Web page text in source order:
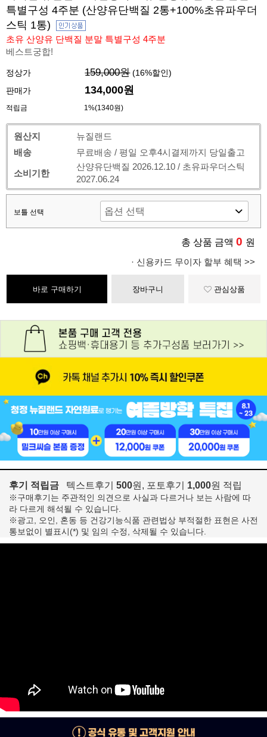
특별구성 4주분 (산양유단백질 2통+100%초유파우더
스틱 1통)
초유 산양유 단백질 분말 특별구성 4주분
베스트궁합!
정상가 159,000원 (16%할인)
판매가
134,000원
적립금 1%(1340원)
원산지
뉴질랜드
배송
무료배송 / 평일 오후4시결제까지 당일출고
소비기한
산양유단백질 2026.12.10 / 초유파우더스틱
2027.06.24
보틀 선택
총 상품 금액 0 원
· 신용카드 무이자 할부 혜택 >>
바로 구매하기 장바구니 관심상품
후기 적립금 텍스트후기 500원, 포토후기 1,000원 적립
※구매후기는 주관적인 의견으로 사실과 다르거나 보는 사람에 따
라 다르게 해석될 수 있습니다.
※광고, 오인, 혼동 등 건강기능식품 관련법상 부적절한 표현은 사전
통보없이 별표시(*) 및 임의 수정, 삭제될 수 있습니다.